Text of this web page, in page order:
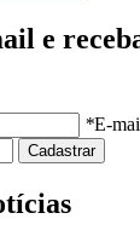
e
*E-